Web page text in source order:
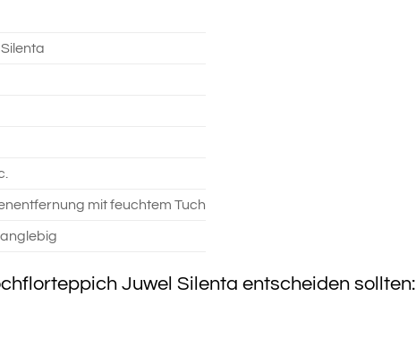
mit feuchtem Tuch
Juwel Silenta entscheiden sollten: